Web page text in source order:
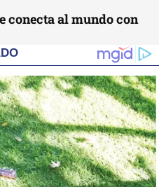
conecta al mundo con